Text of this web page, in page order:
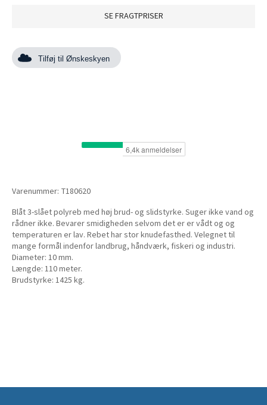
SE FRAGTPRISER
Tilføj til Ønskeskyen
Varenummer: T180620
Blåt 3-slået polyreb med høj brud- og slidstyrke. Suger ikke vand og
rådner ikke. Bevarer smidigheden selvom det er er vådt og og
temperaturen er lav. Rebet har stor knudefasthed. Velegnet til
mange formål indenfor landbrug, håndværk, fiskeri og industri.
Diameter: 10 mm.
Længde: 110 meter.
Brudstyrke: 1425 kg.